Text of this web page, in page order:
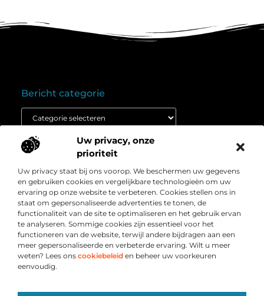
Uw privacy, onze
prioriteit
Uw privacy staat bij ons voorop. We beschermen uw gegevens
en gebruiken cookies en vergelijkbare technologieën om uw
ervaring op onze website te verbeteren. Cookies stellen ons in
staat om gepersonaliseerde advertenties te tonen, de
functionaliteit van de site te optimaliseren en het gebruik ervan
te analyseren. Sommige cookies zijn essentieel voor het
functioneren van de website, terwijl andere bijdragen aan een
meer gepersonaliseerde en verbeterde ervaring. Wilt u meer
weten? Lees ons cookiebeleid en beheer uw voorkeuren
eenvoudig.
Over
Bedrijf
” Het platform voor slimme inzichten en
conversieboosts “
Duik in waardevolle content, praktische strategieën en
inspirerende cases die jouw webshop naar een hoger
niveau tillen. Welkom bij Webshop-conversie.nl – jouw
bron voor resultaatgerichte kennis en online groei.
Onze informatie
Bericht categorie